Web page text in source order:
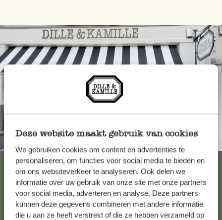
Deze website maakt gebruik van cookies
We gebruiken cookies om content en advertenties te
personaliseren, om functies voor social media te bieden en
om ons websiteverkeer te analyseren. Ook delen we
informatie over uw gebruik van onze site met onze partners
voor social media, adverteren en analyse. Deze partners
kunnen deze gegevens combineren met andere informatie
die u aan ze heeft verstrekt of die ze hebben verzameld op
Immer in der Nähe
Alle 62 Geschäfte anzeigen
Kundenservice/Hilfe